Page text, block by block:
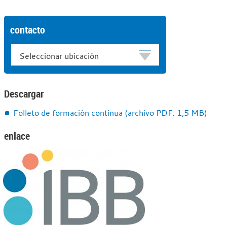
contacto
Descargar
Folleto de formación continua (archivo PDF; 1,5 MB)
enlace